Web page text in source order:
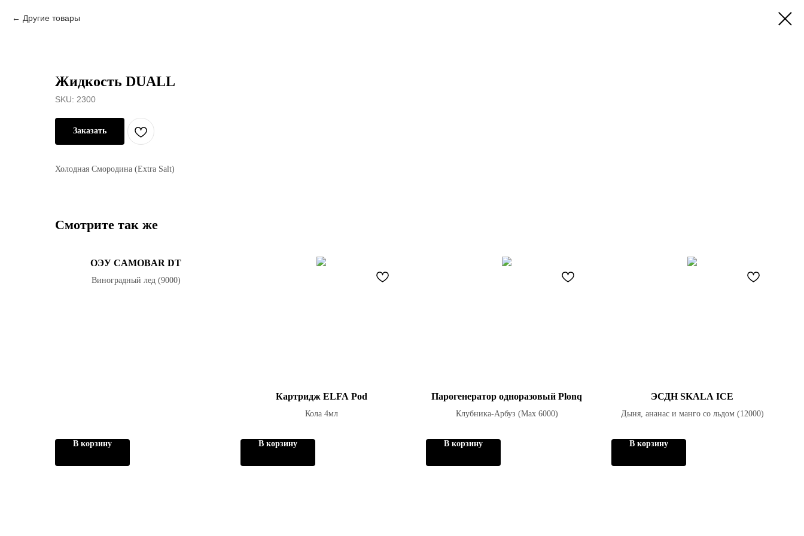
Другие товары
Жидкость DUALL
SKU: 2300
Заказать
Холодная Смородина (Extra Salt)
Смотрите так же
ОЭУ CAMOBAR DT
Виноградный лед (9000)
В корзину
Картридж ELFA Pod
Кола 4мл
В корзину
Парогенератор одноразовый Plonq
Клубника-Арбуз (Max 6000)
В корзину
ЭСДН SKALA ICE
Дыня, ананас и манго со льдом (12000)
В корзину